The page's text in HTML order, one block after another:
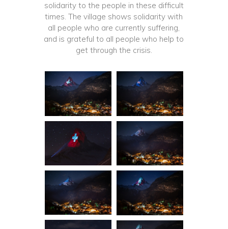
solidarity to the people in these difficult
times. The village shows solidarity with
all people who are currently suffering,
and is grateful to all people who help to
get through the crisis.